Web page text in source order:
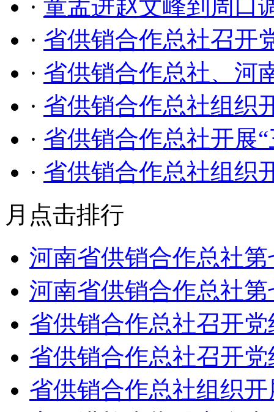
· 童孟进赵文峰到周口
· 省供销合作总社召开
· 省供销合作总社、河
· 省供销合作总社组织
· 省供销合作总社开展
· 省供销合作总社组织
月点击排行
河南省供销合作总社
河南省供销合作总社
省供销合作总社召开
省供销合作总社召开
省供销合作总社组织